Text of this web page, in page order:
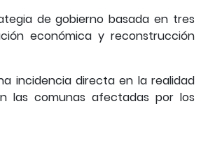
de gobierno basada en tres
económica y reconstrucción
incidencia directa en la realidad
las comunas afectadas por los